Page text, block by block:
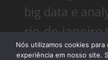
big data e
rio de janeiro
janeirotudo
Nós utilizamos cookies
experiência em nosso site.